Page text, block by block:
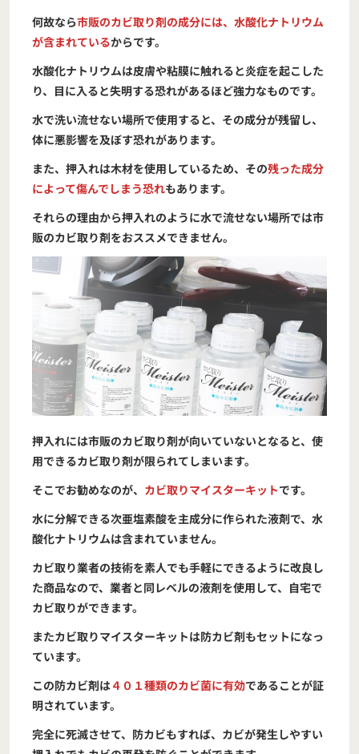
何故なら市販のカビ取り剤の成分には、水酸化ナトリウム
が含まれているからです。
水酸化ナトリウムは皮膚や粘膜に触れると炎症を起こした
り、目に入ると失明する恐れがあるほど強力なものです。
水で洗い流せない場所で使用すると、その成分が残留し、
体に悪影響を及ぼす恐れがあります。
また、押入れは木材を使用しているため、その残った成分
によって傷んでしまう恐れもあります。
それらの理由から押入れのように水で流せない場所では市
販のカビ取り剤をおススメできません。
押入れには市販のカビ取り剤が向いていないとなると、使
用できるカビ取り剤が限られてしまいます。
そこでお勧めなのが、 カビ取りマイスターキットです。
水に分解できる次亜塩素酸を主成分に作られた液剤で、水
酸化ナトリウムは含まれていません。
カビ取り業者の技術を素人でも手軽にできるように改良し
た商品なので、業者と同レベルの液剤を使用して、自宅で
カビ取りができます。
またカビ取りマイスターキットは防カビ剤もセットになっ
ています。
この防カビ剤は４０１種類のカビ菌に有効であることが証
明されています。
完全に死滅させて、防カビもすれば、カビが発生しやすい